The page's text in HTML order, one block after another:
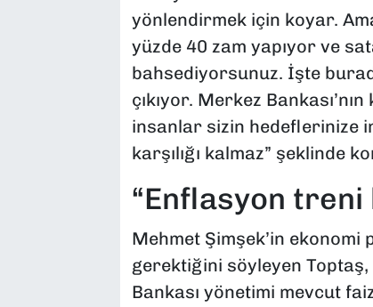
yönlendirmek için koyar.
yüzde 40 zam yapıyor ve
bahsediyorsunuz. İşte
çıkıyor. Merkez
insanlar sizin hedeflerinize
karşılığı kalmaz” şeklinde
“Enflasyon treni
Mehmet Şimşek’in ekonomi
gerektiğini söyleyen Toptaş,
Bankası yönetimi mevcut